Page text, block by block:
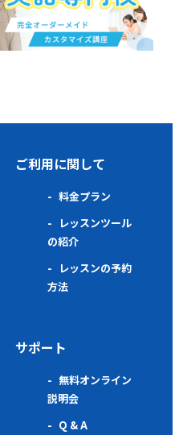
ご利用に関して
料金プラン
レッスンツール
の紹介
レッスンの予約
方法
サポート
無料オンライン
説明会
Q & A